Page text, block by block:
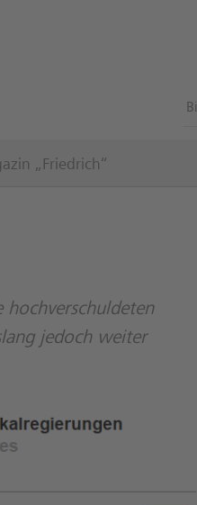
„Friedrich“
jedoch weiter